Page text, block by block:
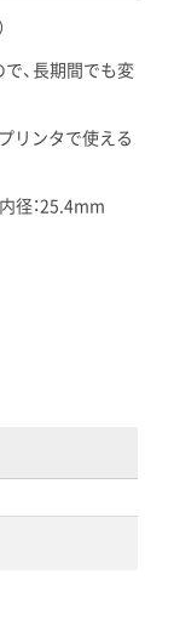
、長期間でも変
リンタで使える
径：25.4mm